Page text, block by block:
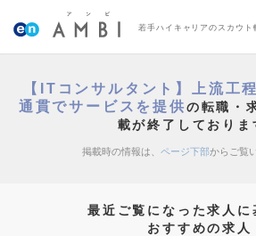
若手ハイキャリアのスカウト
【ITコンサルタント】上流工
通貫でサービスを提供の転職・
載が終了しておりま
掲載時の情報は、 ページ下部からご覧
最近ご覧になった求人に
おすすめの求人